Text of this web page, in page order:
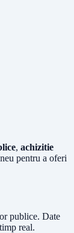
, achizitie
pentru a oferi
publice. Date
real.